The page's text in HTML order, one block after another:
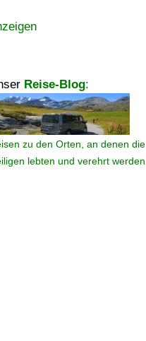
Reise-Blog:
zu den Orten, an denen die
lebten und verehrt werden.